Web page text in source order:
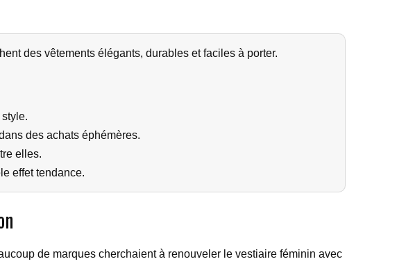
des vêtements élégants, durables et faciles à porter.
des achats éphémères.
elles.
effet tendance.
de marques cherchaient à renouveler le vestiaire féminin avec